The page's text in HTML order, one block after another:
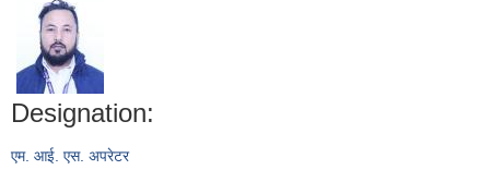
Designation:
एम. आई. एस. अपरेटर